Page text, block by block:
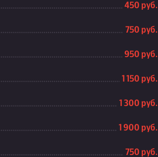
450 руб.
750 руб.
950 руб.
1 150 руб.
1 300 руб.
1 900 руб.
750 руб.